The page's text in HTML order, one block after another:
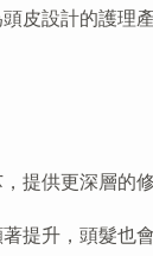
皮設計的護理
提供更深層的修
提升，頭髮也